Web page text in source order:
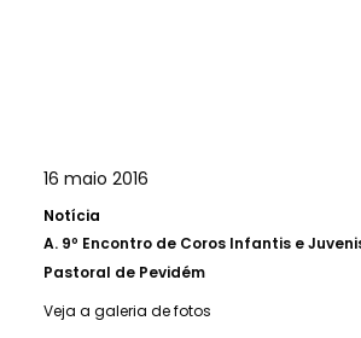
16 maio 2016
Notícia
A. 9º Encontro de Coros Infantis e
Pastoral de Pevidém
Veja a galeria de fotos